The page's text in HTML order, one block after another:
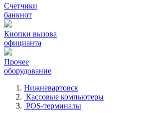
Счетчики
банкнот
Кнопки вызова
официанта
Прочее
оборудование
Нижневартовск
Кассовые компьютеры
POS-терминалы